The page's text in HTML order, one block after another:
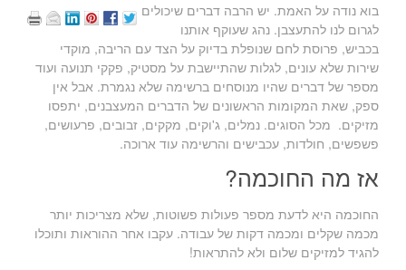
בוא נודה על האמת. יש הרבה דברים שיכולים
לגרום לנו להתעצבן. נהג שעוקף אותנו
בכביש, פרוסת לחם שנופלת בדיוק על הצד עם הריבה, מוקדי
שירות שלא עונים, לגלות שהתיישבת על מסטיק, פקקי תנועה ועוד
מספר של דברים שהיו מנוסחים ברשימה שלא נגמרת. אבל אין
ספק, שאת המקומות הראשונים של הדברים המעצבנים, יתפסו
מזיקים. מכל הסוגים. נמלים, ג'וקים, מקקים, זבובים, פרעושים,
פשפשים, חולדות, עכבישים והרשימה עוד ארוכה.
אז מה החוכמה?
החוכמה היא לדעת מספר פעולות פשוטות, שלא מצריכות יותר
מכמה שקלים ומכמה דקות של עבודה. עקבו אחר ההוראות ותוכלו
להגיד למזיקים שלום ולא להתראות!